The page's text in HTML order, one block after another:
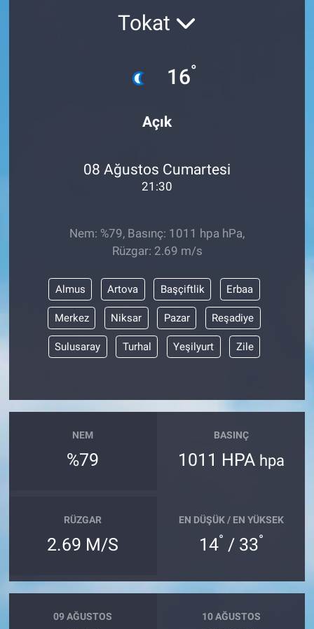
Tokat
16°
Açık
08 Ağustos Cumartesi
21:30
Nem: %79, Basınç: 1011 hpa hPa,
Rüzgar: 2.69 m/s
Almus Artova Başçiftlik Erbaa
Merkez Niksar Pazar Reşadiye
Sulusaray Turhal Yeşilyurt Zile
NEM
%79
BASINÇ
1011 HPA hpa
RÜZGAR
2.69 M/S
EN DÜŞÜK / EN YÜKSEK
14° / 33°
09 AĞUSTOS 10 AĞUSTOS